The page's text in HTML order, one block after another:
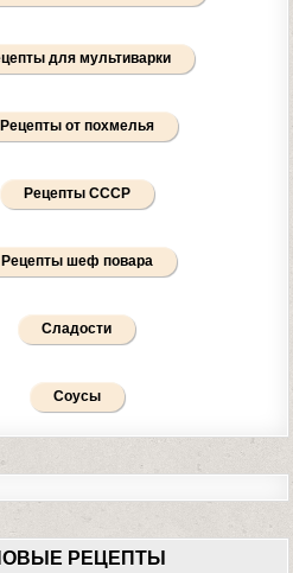
для мультиварки
Рецепты от похмелья
Рецепты СССР
Рецепты шеф повара
Сладости
Соусы
РЕЦЕПТЫ